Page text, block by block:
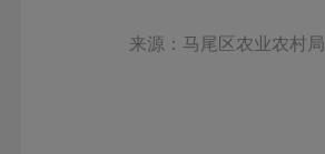
来源：马尾区农业农村局